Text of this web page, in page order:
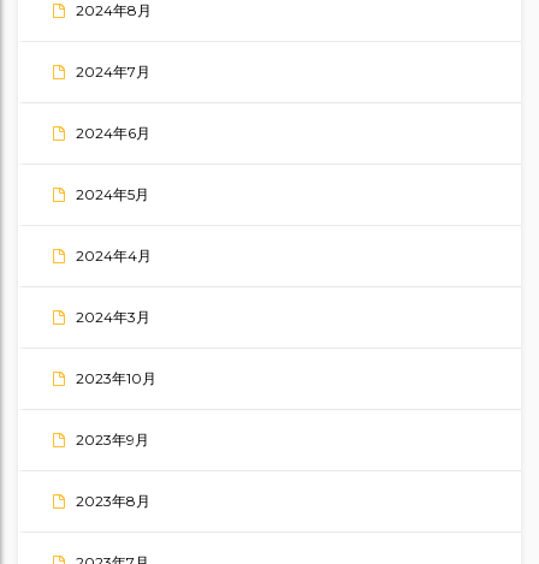
2024年8月
2024年7月
2024年6月
2024年5月
2024年4月
2024年3月
2023年10月
2023年9月
2023年8月